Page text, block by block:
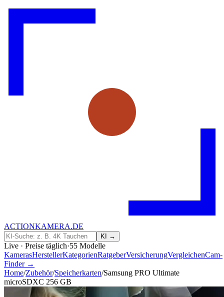
ACTIONKAMERA.DE
KI →
Live · Preise täglich·55 Modelle
KamerasHerstellerKategorienRatgeberVersicherungVergleichenCam-
Finder →
Home/Zubehör/Speicherkarten/Samsung PRO Ultimate
microSDXC 256 GB